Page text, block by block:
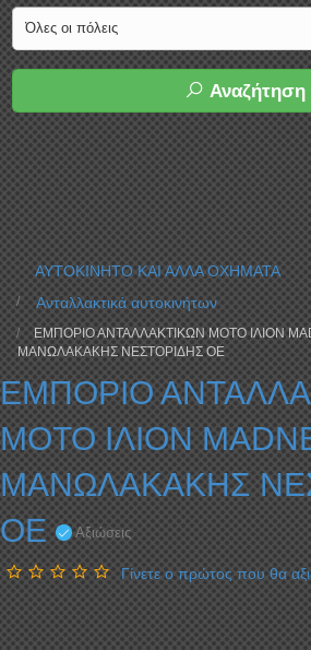
Αναζήτηση
ΑΥΤΟΚΙΝΗΤΟ ΚΑΙ ΑΛΛΑ ΟΧΗΜΑΤΑ
Ανταλλακτικά αυτοκινήτων
ΕΜΠΟΡΙΟ ΑΝΤΑΛΛΑΚΤΙΚΩΝ ΜΟΤΟ ΙΛΙΟΝ
ΜΑΝΩΛΑΚΑΚΗΣ ΝΕΣΤΟΡΙΔΗΣ ΟΕ
ΕΜΠΟΡΙΟ
ΜΟΤΟ ΙΛΙΟΝ
ΜΑΝΩΛΑΚΑΚΗΣ
ΟΕ
Αξιώσεις
Γίνετε ο πρώτος που θα